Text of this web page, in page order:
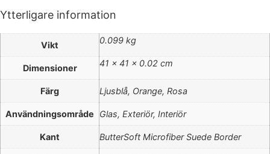
Ytterligare information
Vikt 0.099 kg
Dimensioner 41 × 41 × 0.02 cm
Färg Ljusblå, Orange, Rosa
Användningsområde Glas, Exteriör, Interiör
Kant ButterSoft Microfiber Suede Border